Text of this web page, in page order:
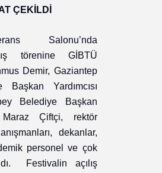
ÇEKİLDİ
Salonu’nda
törenine GİBTÜ
Demir, Gaziantep
Yardımcısı
Belediye Başkan
Maraz Çiftçi, rektör
dekanlar,
personel ve çok
Festivalin açılış